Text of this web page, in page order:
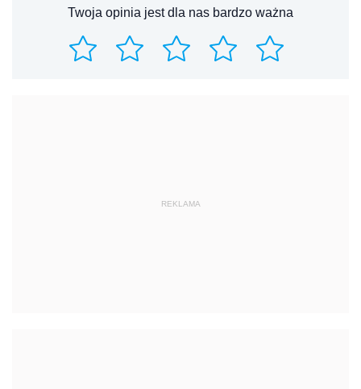
Twoja opinia jest dla nas bardzo ważna
REKLAMA